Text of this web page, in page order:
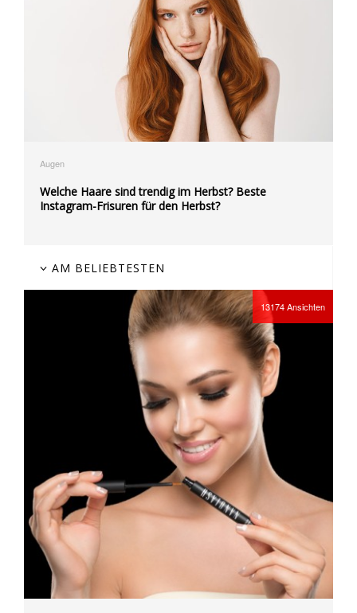
Augen
Welche Haare sind trendig im Herbst? Beste
Instagram-Frisuren für den Herbst?
AM BELIEBTESTEN
13174Ansichten